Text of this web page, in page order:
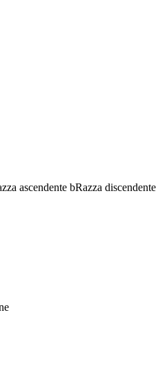
ascendente bRazza discendente